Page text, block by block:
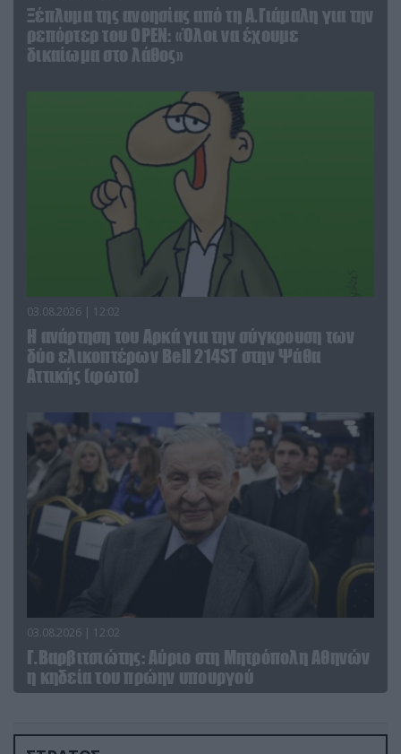
Ξέπλυμα της ανοησίας από τη Α.Γιάμαλη για την
ρεπόρτερ του ΟΡΕΝ: «Όλοι να έχουμε
δικαίωμα στο λάθος»
03.08.2026 | 12:02
Η ανάρτηση του Αρκά για την σύγκρουση των
δύο ελικοπτέρων Bell 214ST στην Ψάθα
Αττικής (φωτο)
03.08.2026 | 12:02
Γ.Βαρβιτσιώτης: Aύριο στη Μητρόπολη Αθηνών
η κηδεία του πρώην υπουργού